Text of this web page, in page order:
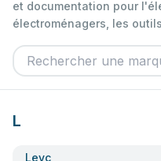
et documentation pour
électroménagers, les
L
Levc